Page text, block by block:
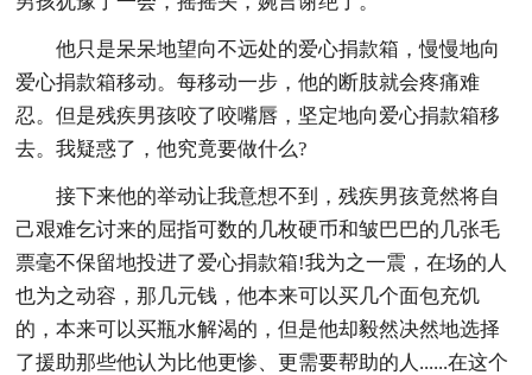
他只是呆呆地望向不远处的爱心捐款箱，慢慢地向
爱心捐款箱移动。每移动一步，他的断肢就会疼痛难
忍。但是残疾男孩咬了咬嘴唇，坚定地向爱心捐款箱移
去。我疑惑了，他究竟要做什么?
接下来他的举动让我意想不到，残疾男孩竟然将自
己艰难乞讨来的屈指可数的几枚硬币和皱巴巴的几张毛
票毫不保留地投进了爱心捐款箱!我为之一震，在场的人
也为之动容，那几元钱，他本来可以买几个面包充饥
的，本来可以买瓶水解渴的，但是他却毅然决然地选择
了援助那些他认为比他更惨、更需要帮助的人......在这个